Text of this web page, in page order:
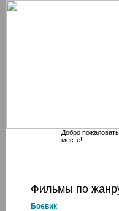
Добро
месте!
Фильмы по
Боевик